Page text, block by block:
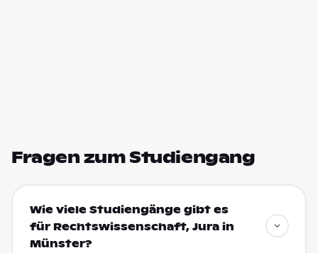
Fragen zum Studiengang
Wie viele Studiengänge gibt es
für Rechtswissenschaft, Jura in
Münster?